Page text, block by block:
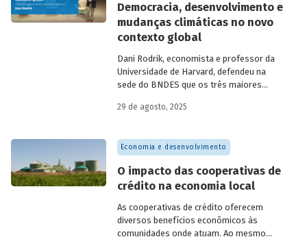
microempreendedores. Essas instituições
eram afiliadas a redes internacionais, tais
como: Acción Internacional, Banco
(BID), Inter-American Foundation e
Women’s World Banking.
Democracia, desenvolvimento e
mudanças climáticas no novo
contexto global
Dani Rodrik, economista e professor da
Universidade de Harvard, defendeu na
sede do BNDES que os três maiores
restauração da classe média e redução da
mudanças estruturais. Conheça seus
argumentos.
29 de agosto, 2025
Economia e desenvolvimento
O impacto das cooperativas de
crédito na economia local
As cooperativas de crédito oferecem
diversos benefícios econômicos às
comunidades onde atuam. Ao mesmo